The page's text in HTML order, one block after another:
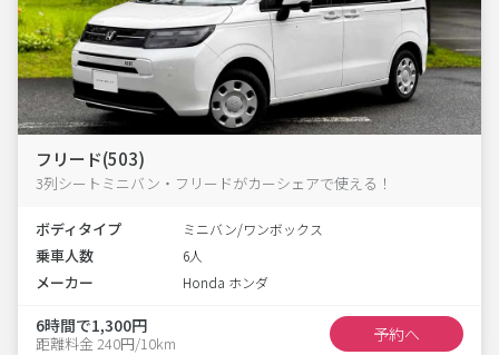
フリード(503)
3列シートミニバン・フリードがカーシェアで使える！
ボディタイプ ミニバン/ワンボックス
乗車人数 6人
メーカー Honda ホンダ
6時間で1,300円
距離料金 240円/10km 予約へ